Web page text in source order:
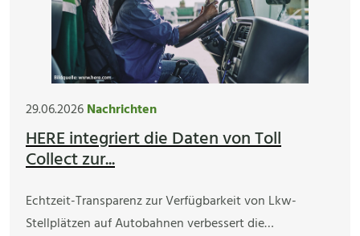
29.06.2026Nachrichten
HERE integriert die Daten von Toll
Collect zur...
Echtzeit-Transparenz zur Verfügbarkeit von Lkw-
Stellplätzen auf Autobahnen verbessert die…